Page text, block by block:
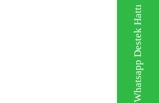
Whatsapp Destek Hattı